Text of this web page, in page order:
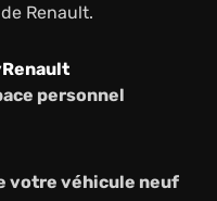
Renault.
personnel
votre véhicule neuf